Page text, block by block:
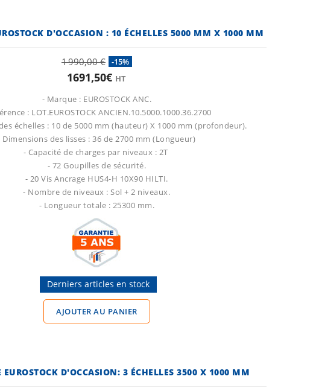
D'OCCASION : 10 ÉCHELLES 5000 MM X 1000 MM
1 990,00 € -15%
1691,50€ HT
- Marque : EUROSTOCK ANC.
: LOT.EUROSTOCK ANCIEN.10.5000.1000.36.2700
échelles : 10 de 5000 mm (hauteur) X 1000 mm (profondeur).
Dimensions des lisses : 36 de 2700 mm (Longueur)
- Capacité de charges par niveaux : 2T
- 72 Goupilles de sécurité.
- 20 Vis Ancrage HUS4-H 10X90 HILTI.
- Nombre de niveaux : Sol + 2 niveaux.
- Longueur totale : 25300 mm.
Derniers articles en stock
AJOUTER AU PANIER
EUROSTOCK D'OCCASION: 3 ÉCHELLES 3500 X 1000 MM